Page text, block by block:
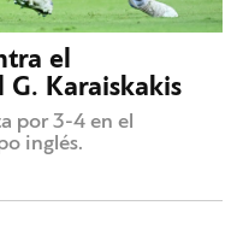
el
G. Karaiskakis
por 3-4 en el
inglés.